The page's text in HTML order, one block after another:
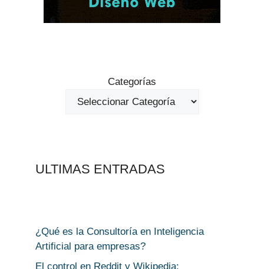
Categorías
ULTIMAS ENTRADAS
¿Qué es la Consultoría en Inteligencia
Artificial para empresas?
El control en Reddit y Wikipedia: